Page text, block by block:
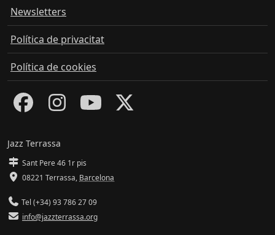
Newsletters
Política de privacitat
Política de cookies
Jazz Terrassa
Sant Pere 46 1r pis
08221 Terrassa, Barcelona
Tel (+34) 93 786 27 09
info@jazzterrassa.org